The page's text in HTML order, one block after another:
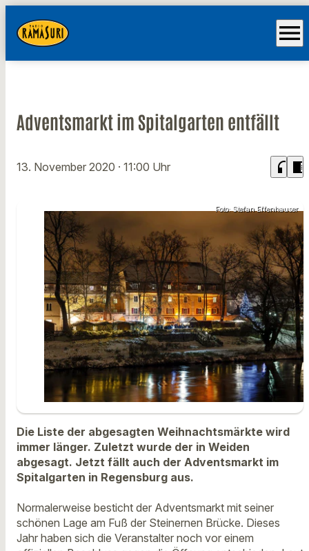
menu
Adventsmarkt im Spitalgarten entfällt
13. November 2020 · 11:00 Uhr headphones chrome_reader_mode
Foto: Stefan Effenhauser
Die Liste der abgesagten Weihnachtsmärkte wird
immer länger. Zuletzt wurde der in Weiden
abgesagt. Jetzt fällt auch der Adventsmarkt im
Spitalgarten in Regensburg aus.
Normalerweise besticht der Adventsmarkt mit seiner
schönen Lage am Fuß der Steinernen Brücke. Dieses
Jahr haben sich die Veranstalter noch vor einem